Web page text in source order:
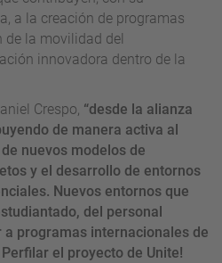
a la creación de programas
la movilidad del
innovadora dentro de la
Crespo, “desde la alianza
de manera activa al
nuevos modelos de
y el desarrollo de entornos
Nuevos entornos que
del personal
programas internacionales de
el proyecto de Unite!